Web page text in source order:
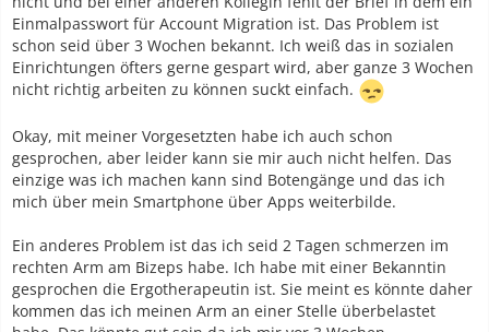
Einmalpasswort für Account Migration ist. Das Problem ist
schon seid über 3 Wochen bekannt. Ich weiß das in sozialen
Einrichtungen öfters gerne gespart wird, aber ganze 3 Wochen
nicht richtig arbeiten zu können suckt einfach.
Okay, mit meiner Vorgesetzten habe ich auch schon
gesprochen, aber leider kann sie mir auch nicht helfen. Das
einzige was ich machen kann sind Botengänge und das ich
mich über mein Smartphone über Apps weiterbilde.
Ein anderes Problem ist das ich seid 2 Tagen schmerzen im
rechten Arm am Bizeps habe. Ich habe mit einer Bekanntin
gesprochen die Ergotherapeutin ist. Sie meint es könnte daher
kommen das ich meinen Arm an einer Stelle überbelastet